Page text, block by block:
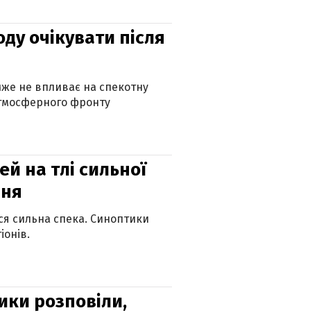
очікувати після
не впливає на спекотну
фронту
на тлі сильної
сильна спека. Синоптики
розповіли,